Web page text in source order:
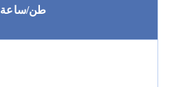
0.65-615 طن/ساعة